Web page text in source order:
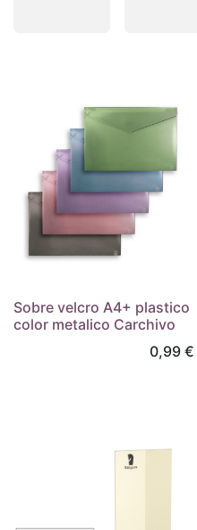
Sobre velcro A4+ plastico
color metalico Carchivo
0,99€